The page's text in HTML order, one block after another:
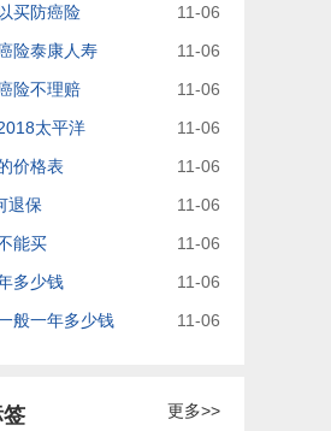
买防癌险
11-06
险泰康人寿
11-06
险不理赔
11-06
太平洋
11-06
价格表
11-06
退保
11-06
能买
11-06
多少钱
11-06
般一年多少钱
11-06
更多>>